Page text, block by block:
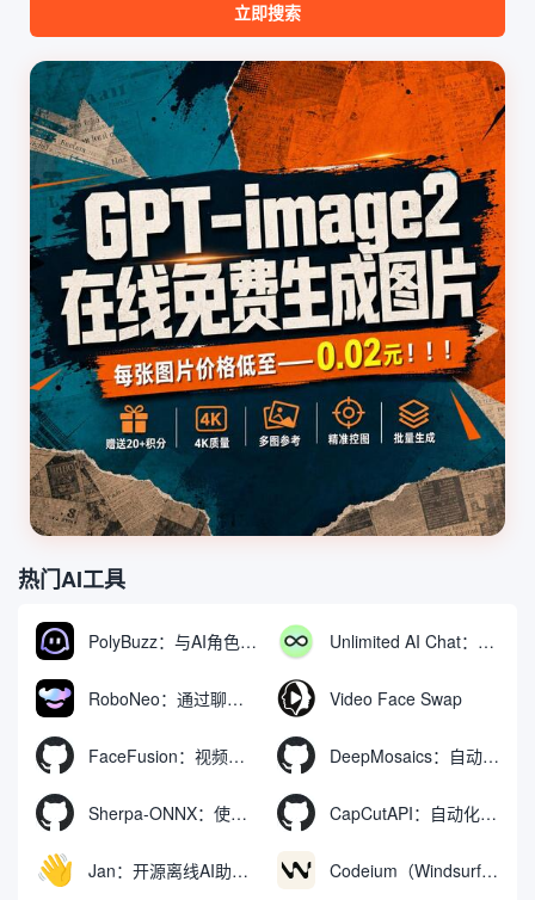
立即搜索
热门AI工具
PolyBuzz：与AI角色互动的免费聊天与角色扮演平台 Unlimited AI Chat：免费无限制的AI聊天工具
RoboNeo：通过聊天生成和编辑视频与图像的AI工具 Video Face Swap
FaceFusion：视频换脸增强工具|语音同步视频嘴型动作 DeepMosaics：自动去除图像和视频中的马赛克，或向其添加马赛克
Sherpa-ONNX：使用ONNXRuntime实现离线语音识别和合成 CapCutAPI：自动化控制CapCut视频剪辑的开源工具
Jan：开源离线AI助手，ChatGPT 替代品，运行本地AI模型或连接云端AI Codeium（Windsurf Editor）：免费的AI代码补全与聊天工具，Windsurf以对话方式编写完整项目代码